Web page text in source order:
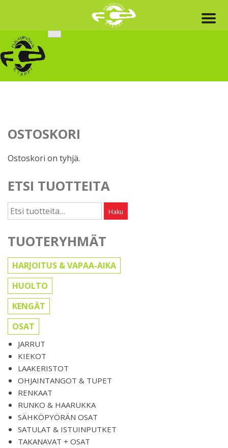
content
OSTOSKORI
Ostoskori on tyhjä.
ETSI TUOTTEITA
Etsi: Haku
TUOTERYHMÄT
HARJOITUS & VAPAA-AIKA
HUOLTO
KENGÄT
OSAT
JARRUT
KIEKOT
LAAKERISTOT
OHJAINTANGOT & TUPET
RENKAAT
RUNKO & HAARUKKA
SÄHKÖPYÖRÄN OSAT
SATULAT & ISTUINPUTKET
TAKANAVAT + OSAT